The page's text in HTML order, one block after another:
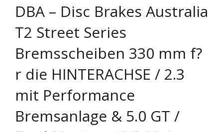
DBA – Disc Brakes Australia
T2 Street Series
Bremsscheiben 330 mm f?
r die HINTERACHSE / 2.3
mit Performance
Bremsanlage & 5.0 GT /